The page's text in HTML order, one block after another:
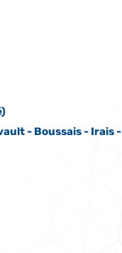
- Boussais - Irais -